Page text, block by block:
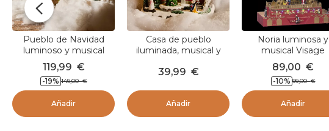
Pueblo de Navidad
luminoso y musical
Teleférico
119,99 €
-19% 149,00 €
Añadir
Casa de pueblo
iluminada, musical y
cm) Camden Street
39,99 €
Añadir
Noria luminosa y
musical Visage
89,00 €
-10% 99,00 €
Añadir